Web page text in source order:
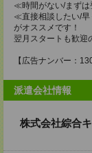
≪時間がない/まず
≪直接相談したい/
がオススメです！
翌月スタートも歓迎
【広告ナンバー：
派遣会社情報
株式会社綜合